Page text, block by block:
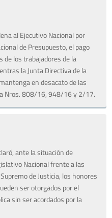
al Ejecutivo Nacional por
de Presupuesto, el pago
de los trabajadores de la
la Junta Directiva de la
en desacato de las
Nros. 808/16, 948/16 y 2/17.
ante la situación de
Nacional frente a las
de Justicia, los honores
ser otorgados por el
sin ser acordados por la